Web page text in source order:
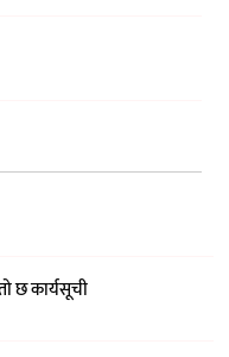
छ कार्यसूची